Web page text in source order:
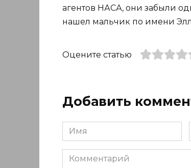
агентов НАСА, они забыли
нашел мальчик по имени
Оцените статью
Добавить
Имя
*
Комментарий